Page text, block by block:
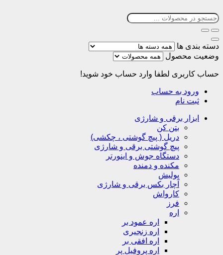
دسته بندی ها
وضعیت محصول
حساب کاربری لطفا وارد حساب خود شوید!
ورود به حساب
ثبت نام
ابزار برقی و شارژی
بتن کن
دریل ( پیچ گوشتی ، چکشی)
پیچ گوشتی برقی و شارژی
دستگاه جوش و اینورتر
مکنده و دمنده
پولیش
آچار بکس برقی و شارژی
کارواش
فرز
اره
اره عمود بر
اره زنجیری
اره افقی بر
اره پروفیل پر